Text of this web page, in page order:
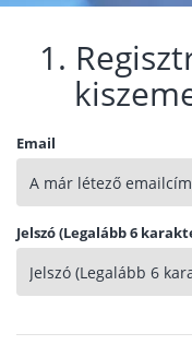
1.
Email
Jelszó (Legalább 6